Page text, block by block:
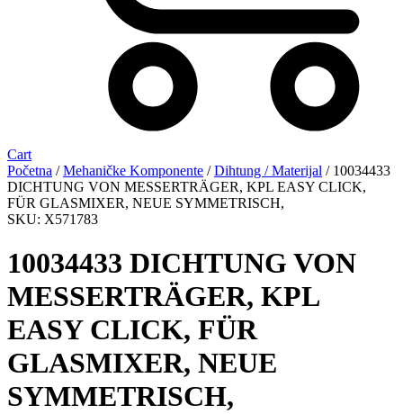
Cart
Početna /Mehaničke Komponente /Dihtung / Materijal / 10034433
DICHTUNG VON MESSERTRÄGER, KPL EASY CLICK,
FÜR GLASMIXER, NEUE SYMMETRISCH,
SKU: X571783
10034433 DICHTUNG VON
MESSERTRÄGER, KPL
EASY CLICK, FÜR
GLASMIXER, NEUE
SYMMETRISCH,